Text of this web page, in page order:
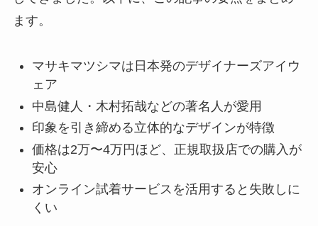
ます。
マサキマツシマは日本発のデザイナーズアイウ
ェア
中島健人・木村拓哉などの著名人が愛用
印象を引き締める立体的なデザインが特徴
価格は2万〜4万円ほど、正規取扱店での購入が
安心
オンライン試着サービスを活用すると失敗しに
くい